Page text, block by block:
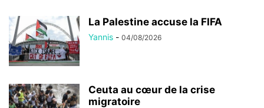
La Palestine accuse la FIFA
Yannis - 04/08/2026
Ceuta au cœur de la crise
migratoire